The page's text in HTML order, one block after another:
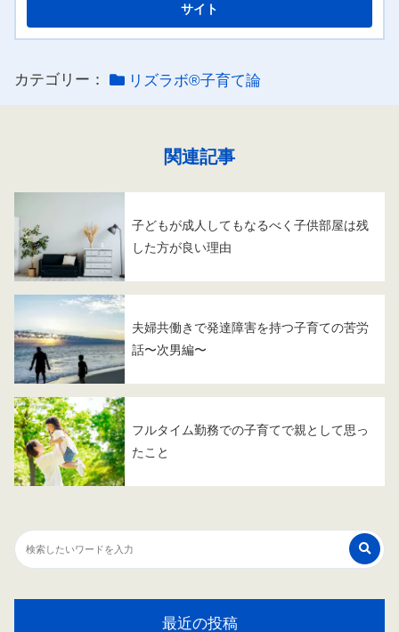
カテゴリー： リズラボ®️子育て論
関連記事
子どもが成人してもなるべく子供部屋は残
した方が良い理由
夫婦共働きで発達障害を持つ子育ての苦労
話〜次男編〜
フルタイム勤務での子育てで親として思っ
たこと
最近の投稿